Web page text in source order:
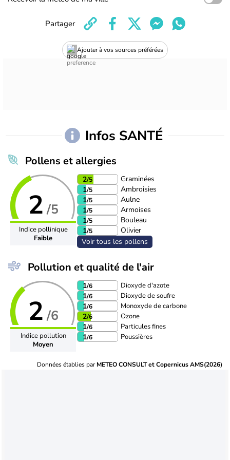
Ajouter à vos sources préférées
Partager
Infos SANTÉ
Pollens et allergies
2 /5
Indice pollinique
Faible
2/5
Graminées
1/5
Ambroisies
1/5
Aulne
1/5
Armoises
1/5
Bouleau
1/5
Olivier
Voir tous les pollens
Pollution et qualité de l'air
2 /6
Indice pollution
Moyen
1/6 Dioxyde d'azote
1/6 Dioxyde de soufre
1/6 Monoxyde de carbone
2/6 Ozone
1/6 Particules fines
1/6 Poussières
Données établies parMETEO CONSULT et Copernicus AMS(2026)